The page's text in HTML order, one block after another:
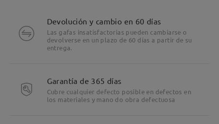
Devolución y cambio en 60 días
Las gafas insatisfactorias pueden cambiarse o
devolverse en un plazo de 60 días a partir de su
entrega.
Garantía de 365 días
Cubre cualquier defecto posible en defectos en
los materiales y mano do obra defectuosa